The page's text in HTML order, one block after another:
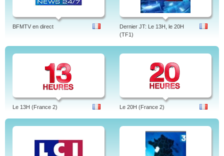
BFMTV en direct
Dernier JT: Le 13H, le 20H
(TF1)
Le 13H (France 2) Le 20H (France 2)